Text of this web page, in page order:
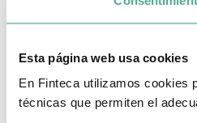
Esta página web usa cookies
En Finteca utilizamos cookies
técnicas que permiten el